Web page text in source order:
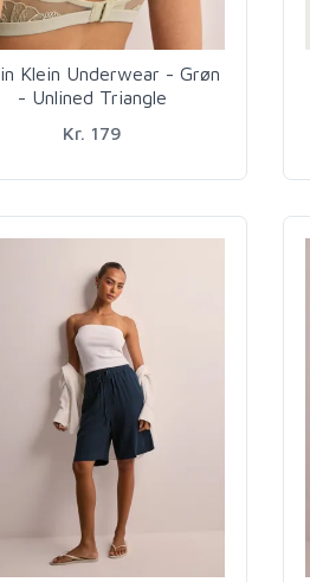
Klein Underwear - Grøn
- Unlined Triangle
Kr. 179